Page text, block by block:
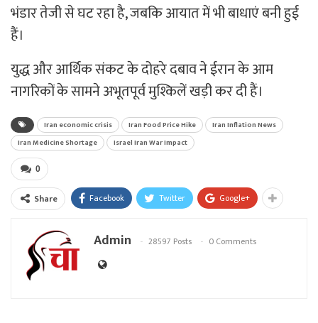
भंडार तेजी से घट रहा है, जबकि आयात में भी बाधाएं बनी हुई
हैं।
युद्ध और आर्थिक संकट के दोहरे दबाव ने ईरान के आम
नागरिकों के सामने अभूतपूर्व मुश्किलें खड़ी कर दी हैं।
Iran economic crisis Iran Food Price Hike
Iran Inflation News
Iran Medicine Shortage
Israel Iran War Impact
0
Share Facebook Twitter Google+
Admin 28597 Posts 0 Comments